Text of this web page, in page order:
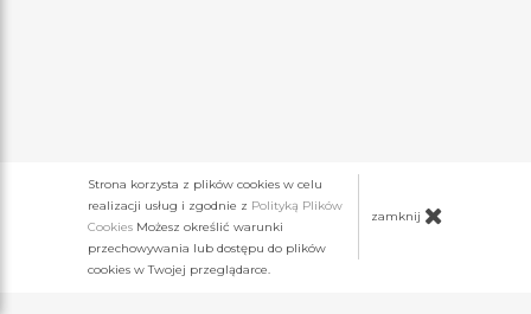
Strona korzysta z plików cookies w celu
realizacji usług i zgodnie z Polityką Plików
Cookies Możesz określić warunki
przechowywania lub dostępu do plików
cookies w Twojej przeglądarce.
zamknij